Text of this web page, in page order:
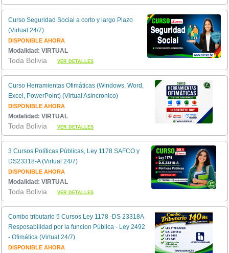
Curso Seguridad Social a corto y largo Plazo
(Virtual 24/7)
DISPONIBLE AHORA
Modalidad: VIRTUAL
Toda BoliviaVER DETALLES
Curso Herramientas Ofimáticas (Windows, Word,
Excel, PowerPoint) (Virtual Asincronico)
DISPONIBLE AHORA
Modalidad: VIRTUAL
Toda BoliviaVER DETALLES
3 Cursos Políticas Públicas, Ley 1178 SAFCO y
DS23318-A (Virtual 24/7)
DISPONIBLE AHORA
Modalidad: VIRTUAL
Toda BoliviaVER DETALLES
Combo tributario 5 Cursos Ley 1178 -DS 23318A
Resposabilidad por la funcion Pública - Ley 2492
- Ofimática (Virtual 24/7)
DISPONIBLE AHORA